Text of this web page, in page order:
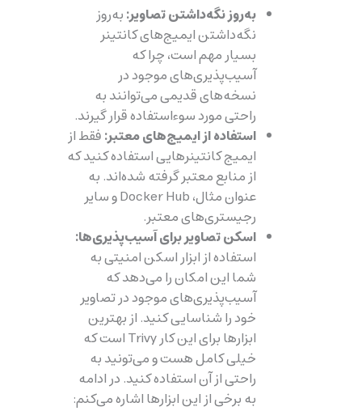
به‌روز نگه‌داشتن تصاویر:به‌روز
نگه‌داشتن ایمیج‌های کانتینر
بسیار مهم است، چرا که
آسیب‌پذیری‌های موجود در
نسخه‌های قدیمی می‌توانند به
راحتی مورد سوءاستفاده قرار گیرند.
استفاده از ایمیج‌های معتبر:فقط از
ایمیج کانتینرهایی استفاده کنید که
از منابع معتبر گرفته شده‌اند. به
عنوان مثال، Docker Hub و سایر
رجیستری‌های معتبر.
اسکن تصاویر برای آسیب‌پذیری‌ها:
استفاده از ابزار اسکن امنیتی به
شما این امکان را می‌دهد که
آسیب‌پذیری‌های موجود در تصاویر
خود را شناسایی کنید. از بهترین
ابزارها برای این کار Trivy است که
خیلی کامل هست و می‌تونید به
راحتی از آن استفاده کنید. در ادامه
به برخی از این ابزارها اشاره می‌کنم: